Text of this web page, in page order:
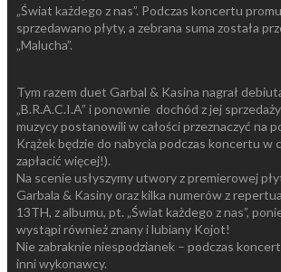
„Świat każdego z nas”. Podczas koncertu
sprzedawano płyty, a zebrana suma została
„Malucha”.
Tym razem duet Garbal & Kasina nagrał
„B.R.A.C.I.A” i ponownie dochód z jej
muzycy postanowili w całości przeznaczyć na
Krążek będzie do nabycia podczas koncertu w
zapłacić więcej!).
Na scenie usłyszymy utwory z premierowej
Garbala & Kasiny oraz kilka numerów z
13TH, z albumu, pt. „Świat każdego z nas”,
wystąpi również znany i lubiany Kojot!
Nie zabraknie niespodzianek – podczas
inni wykonawcy.